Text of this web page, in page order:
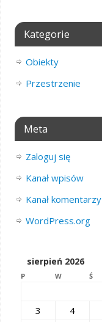
Kategorie
Obiekty
Przestrzenie
Meta
Zaloguj się
Kanał wpisów
Kanał komentarzy
WordPress.org
sierpień 2026
P W Ś
3
4